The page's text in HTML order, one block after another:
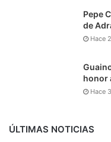
Pepe
de
Hace
honor
Hace
ÚLTIMAS NOTICIAS